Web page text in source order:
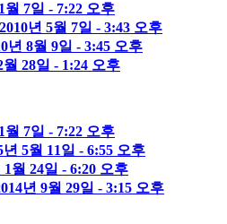
월 7일 - 7:22 오후
2010년 5월 7일 - 3:43 오후
년 8월 9일 - 3:45 오후
월 28일 - 1:24 오후
월 7일 - 7:22 오후
년 5월 11일 - 6:55 오후
1월 24일 - 6:20 오후
년 9월 29일 - 3:15 오후